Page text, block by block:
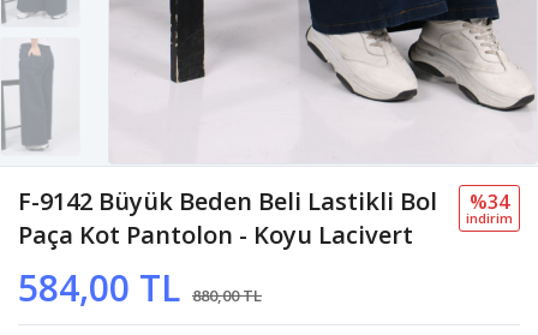
F-9142 Büyük Beden Beli Lastikli Bol
Paça Kot Pantolon - Koyu Lacivert
584,00 TL 880,00 TL
%34
i̇ndi̇ri̇m